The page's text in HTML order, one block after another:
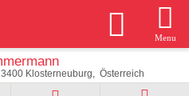
Menu
3400 Klosterneuburg Österreich